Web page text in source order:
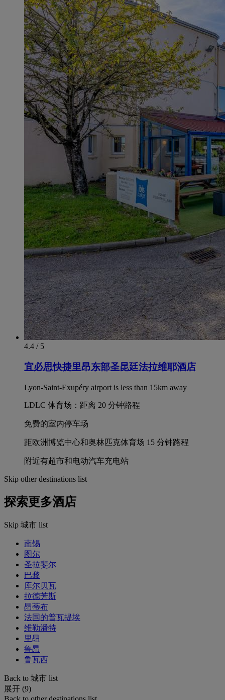
4.4 / 5
宜必思快捷里昂东部圣昆廷法拉维耶酒店
Lyon-Saint-Exupéry airport is less than 15km away
LDLC 体育场：距离 20 分钟路程
免费的室内停车场
距欧洲博览中心和奥林匹克体育场 15 分钟路程
附近有超市和电动汽车充电站
Skip other destinations list
探索更多酒店
Skip 城市 list
南锡
图尔
圣拉斐尔
巴黎
库尔贝瓦
拉德芳斯
昂蒂布
法国的普瓦提埃
维勒潘特
里昂
鲁昂
鲁瓦西
Back to 城市 list
展开 (9)